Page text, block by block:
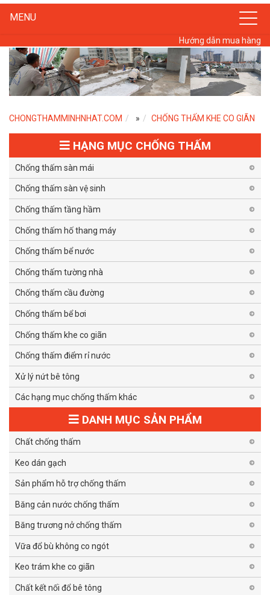
MENU
Hướng dẫn mua hàng
CHONGTHAMMINHNHAT.COM » CHỐNG THẤM KHE CO GIÃN
HẠNG MỤC CHỐNG THẤM
Chống thấm sàn mái
Chống thấm sàn vệ sinh
Chống thấm tầng hầm
Chống thấm hố thang máy
Chống thấm bể nước
Chống thấm tường nhà
Chống thấm cầu đường
Chống thấm bể bơi
Chống thấm khe co giãn
Chống thấm điểm rỉ nước
Xử lý nứt bê tông
Các hạng mục chống thấm khác
DANH MỤC SẢN PHẨM
Chất chống thấm
Keo dán gạch
Sản phẩm hỗ trợ chống thấm
Băng cản nước chống thấm
Băng trương nở chống thấm
Vữa đổ bù không co ngót
Keo trám khe co giãn
Chất kết nối đổ bê tông